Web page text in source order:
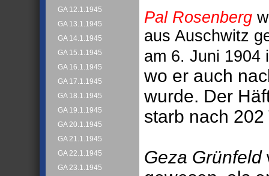
GA 12.1.1945
GA 13.1.1945
GA 14.1.1945
GA 15.1.1945
GA 16.1.1945
GA 17.1.1945
GA 18.1.1945
GA 19.1.1945
GA 20.1.1945
GA 21.1.1945
GA 22.1.1945
GA 23.1.1945
Pal Rosenberg
aus Auschwitz
am 6. Juni 1904
wo er auch
wurde. Der
starb nach
Geza Grünfeld